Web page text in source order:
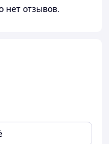
нет отзывов.